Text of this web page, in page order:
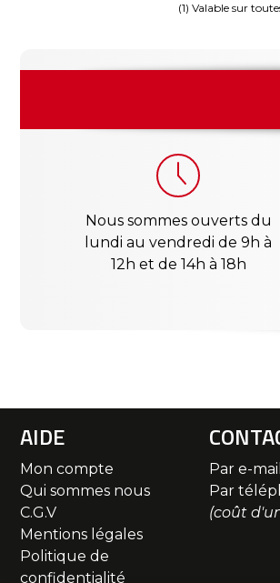
(1) Valable sur
Nous sommes ouverts du
lundi au vendredi de 9h à
12h et de 14h à 18h
AIDE
Mon compte
Qui sommes nous
C.G.V
Mentions légales
Politique de
confidentialité
Par e-
Par
(coût